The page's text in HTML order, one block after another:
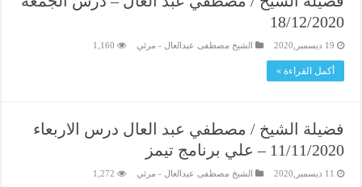
18/12/2020
19 ديسمبر,2020 الشيخ مصطفى عبدالعال - مرئي 1,160
أكمل القراءة »
فضيلة الشيخ / مصطفي عبد العال درس الاربعاء
11/11/2020 – علي برنامج تيمز
11 ديسمبر,2020 الشيخ مصطفى عبدالعال - مرئي 1,272